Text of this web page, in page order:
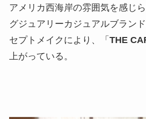
アメリカ西海岸の雰囲気を感じ
グジュアリーカジュアルブラン
セプトメイクにより、「 THE
上がっている。